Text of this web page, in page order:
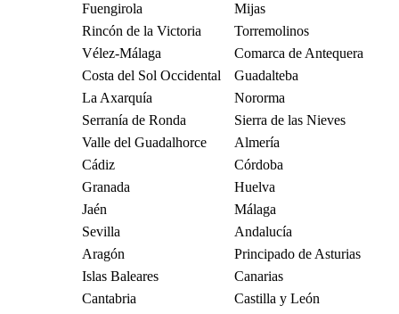
Fuengirola
Mijas
Rincón de la Victoria
Torremolinos
Vélez-Málaga
Comarca de Antequera
Costa del Sol Occidental
Guadalteba
La Axarquía
Nororma
Serranía de Ronda
Sierra de las Nieves
Valle del Guadalhorce
Almería
Cádiz
Córdoba
Granada
Huelva
Jaén
Málaga
Sevilla
Andalucía
Aragón
Principado de Asturias
Islas Baleares
Canarias
Cantabria
Castilla y León